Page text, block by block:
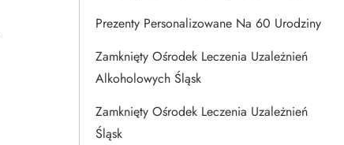
Prezenty Personalizowane Na 60 Urodziny
Zamknięty Ośrodek Leczenia Uzależnień
Alkoholowych Śląsk
Zamknięty Ośrodek Leczenia Uzależnień
Śląsk